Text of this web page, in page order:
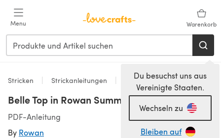
Menu Warenkorb
Du besuchst uns aus
Vereinigte Staaten.
Wechseln zu
Bleiben auf
Stricken Strickanleitungen Oberteile
Belle Top in Rowan Summerlite 4 Ply
PDF-Anleitung
By Rowan